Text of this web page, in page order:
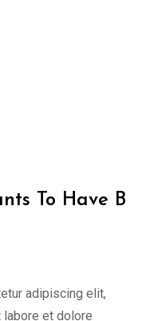
To Have B
adipiscing elit,
et dolore